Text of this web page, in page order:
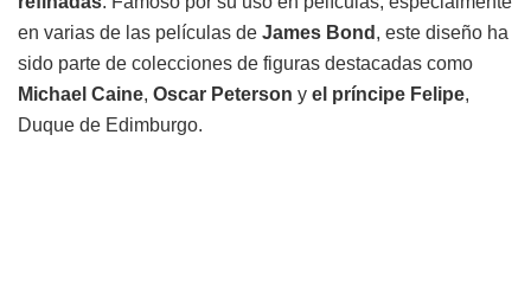
en varias de las películas de James Bond , este diseño ha
sido parte de colecciones de figuras destacadas como
Michael Caine, Oscar Peterson y el príncipe Felipe,
Duque de Edimburgo.